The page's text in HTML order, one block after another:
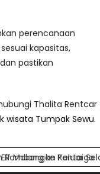
perencanaan
kapasitas,
pastikan
Thalita Rentcar
wisata Tumpak Sewu.
Rombongan Keluarga
Malang ke Pantai